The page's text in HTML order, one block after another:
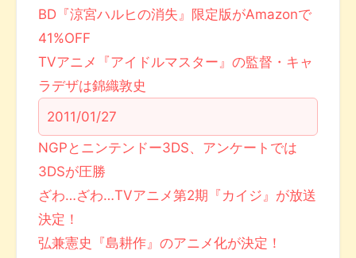
BD『涼宮ハルヒの消失』限定版がAmazonで
41%OFF
TVアニメ『アイドルマスター』の監督・キャ
ラデザは錦織敦史
2011/01/27
NGPとニンテンドー3DS、アンケートでは
3DSが圧勝
ざわ…ざわ…TVアニメ第2期『カイジ』が放送
決定！
弘兼憲史『島耕作』のアニメ化が決定！